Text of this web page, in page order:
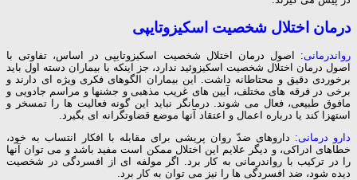
درمان اختلال شخصیت اسکیزوتایپی
رواندرمانی: اصول درمان اختلال شخصیت اسکیزوتایپی در اساس، تفاوتی با
اصول درمان اختلال شخصیت اسکیزوئید ندارد، جز اینکه با بیماران دسته اول باید
برخوردی دقیق و محتاطانه داشت. این بیماران الگوهای فکری ویژه ای دارند و
برخی در فرقه های مختلف، آیین های غریب مذهبی و جشنها و مراسم جادویی و
مافوق طبیعی، فعال می شوند. درمانگر نباید این گونه فعالیت ها را تمسخر و
استهزا کند یا درباره اعمال و اعتقاد آنها موضع قضاوتگرانه ای بگیرد.
دارو درمانی: داروهای ضدّ روان پریشی برای مقابله با افکار انتساب به خود،‌
خطاهای ادراکی، و دیگر علایم این اختلال ممکن است مفید باشد و می توان آنها
را در ترکیب با رواندرمانی به کار برد. اگر مولفه ای از افسردگی در شخصیت
دیده شود، ضد افسردگی ها را نیز می توان به کار برد.